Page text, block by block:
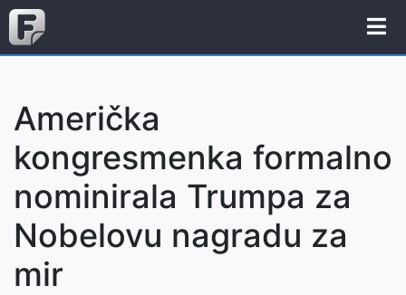
Američka
kongresmenka formalno
nominirala Trumpa za
Nobelovu nagradu za
mir